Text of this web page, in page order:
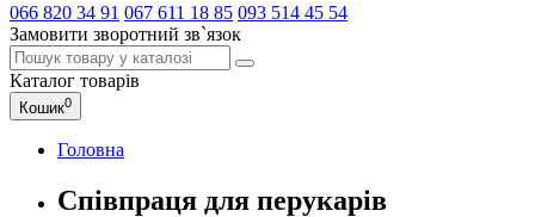
066 820 34 91 067 611 18 85 093 514 45 54
Замовити зворотний зв`язок
Каталог товарів
Кошик0
Головна
Співпраця для перукарів